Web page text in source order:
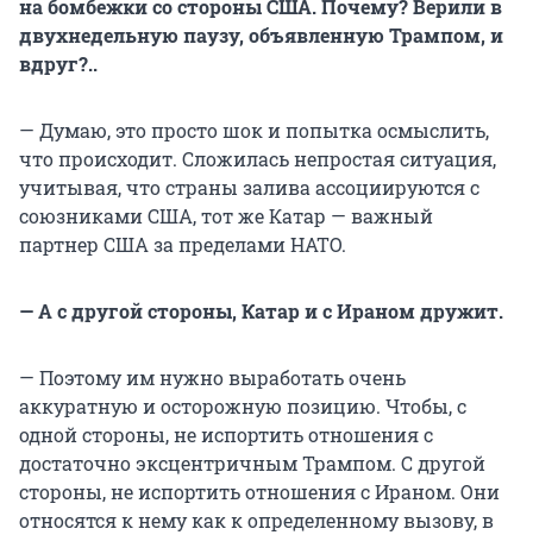
на бомбежки со стороны США. Почему? Верили в
двухнедельную паузу, объявленную Трампом, и
вдруг?..
— Думаю, это просто шок и попытка осмыслить,
что происходит. Сложилась непростая ситуация,
учитывая, что страны залива ассоциируются с
союзниками США, тот же Катар — важный
партнер США за пределами НАТО.
— А с другой стороны, Катар и с Ираном дружит.
— Поэтому им нужно выработать очень
аккуратную и осторожную позицию. Чтобы, с
одной стороны, не испортить отношения с
достаточно эксцентричным Трампом. С другой
стороны, не испортить отношения с Ираном. Они
относятся к нему как к определенному вызову, в